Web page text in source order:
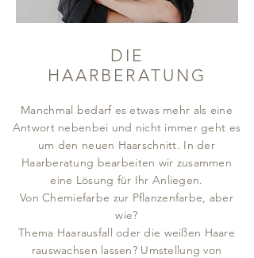
DIE
HAARBERATUNG
Manchmal bedarf es etwas mehr als eine
Antwort nebenbei und nicht immer geht es
um den neuen Haarschnitt. In der
Haarberatung bearbeiten wir zusammen
eine Lösung für Ihr Anliegen.
Von Chemiefarbe zur Pflanzenfarbe, aber
wie?
Thema Haarausfall oder die weißen Haare
rauswachsen lassen? Umstellung von